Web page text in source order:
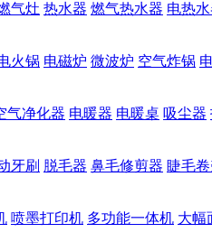
气灶 热水器 燃气热水器 电热
火锅 电磁炉 微波炉 空气炸锅
气净化器 电暖器 电暖桌 吸尘器
牙刷 脱毛器 鼻毛修剪器 睫毛
喷墨打印机 多功能一体机 大幅